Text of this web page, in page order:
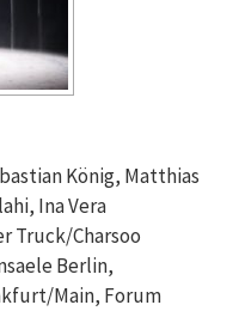
König, Matthias
Ina Vera
Truck/Charsoo
Berlin,
Main, Forum